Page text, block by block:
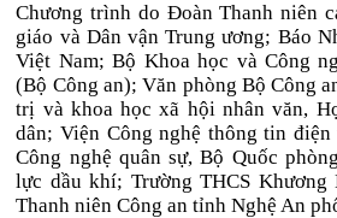
Chương trình do Đoàn Thanh niên
giáo và Dân vận Trung ương; Báo
Việt Nam; Bộ Khoa học và Công
(Bộ Công an); Văn phòng Bộ Công
trị và khoa học xã hội nhân văn,
dân; Viện Công nghệ thông tin
Công nghệ quân sự, Bộ Quốc
lực dầu khí; Trường THCS
Thanh niên Công an tỉnh Nghệ An